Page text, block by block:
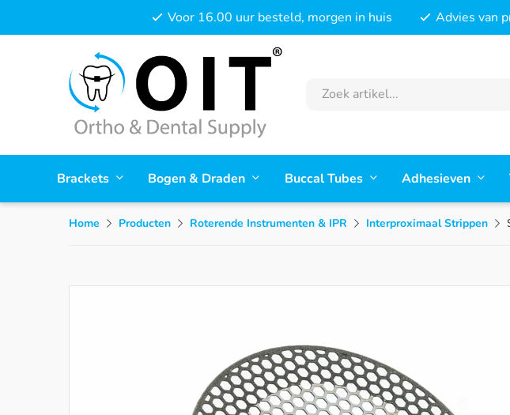
Voor 16.00 uur besteld, morgen in huis Advies van
Brackets Bogen & Draden Buccal Tubes Adhesieven
Home Producten Roterende Instrumenten & IPR Interproximaal Strippen